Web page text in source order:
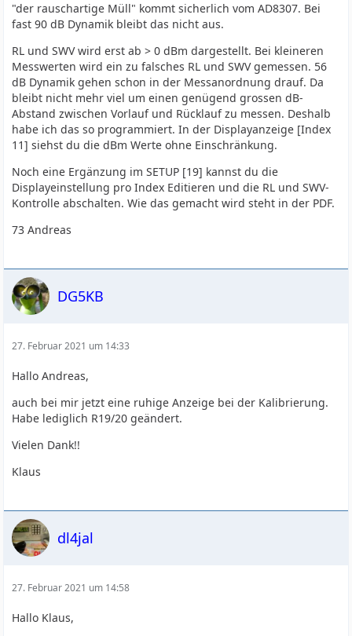
"der rauschartige Müll" kommt sicherlich vom AD8307. Bei
fast 90 dB Dynamik bleibt das nicht aus.
RL und SWV wird erst ab > 0 dBm dargestellt. Bei kleineren
Messwerten wird ein zu falsches RL und SWV gemessen. 56
dB Dynamik gehen schon in der Messanordnung drauf. Da
bleibt nicht mehr viel um einen genügend grossen dB-
Abstand zwischen Vorlauf und Rücklauf zu messen. Deshalb
habe ich das so programmiert. In der Displayanzeige [Index
11] siehst du die dBm Werte ohne Einschränkung.
Noch eine Ergänzung im SETUP [19] kannst du die
Displayeinstellung pro Index Editieren und die RL und SWV-
Kontrolle abschalten. Wie das gemacht wird steht in der PDF.
73 Andreas
DG5KB
27. Februar 2021 um 14:33
Hallo Andreas,
auch bei mir jetzt eine ruhige Anzeige bei der Kalibrierung.
Habe lediglich R19/20 geändert.
Vielen Dank!!
Klaus
dl4jal
27. Februar 2021 um 14:58
Hallo Klaus,